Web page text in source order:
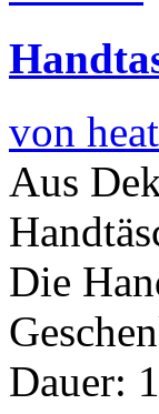
von
Aus
Die
Dauer: